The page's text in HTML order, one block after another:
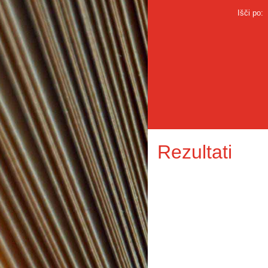
Išči po:
Rezultati